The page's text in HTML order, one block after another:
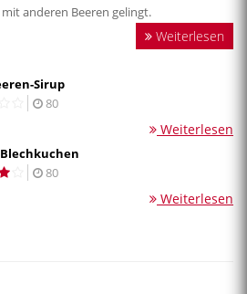
anderen Beeren gelingt.
Weiterlesen
Sirup
80
Weiterlesen
80
Weiterlesen